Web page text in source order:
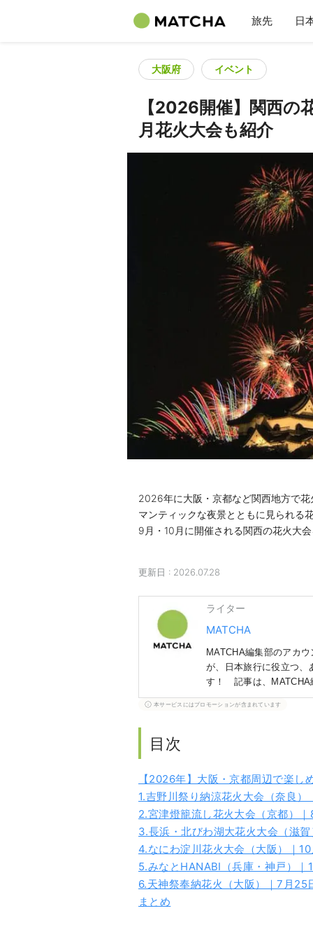
旅先 日
大阪府 イベント
【2026開催】関西の
月花火大会も紹介
2026年に大阪・京都など関西地方で
マンティックな夜景とともに見られる
9月・10月に開催される関西の花火大
更新日 : 2026.07.28
ライター
MATCHA
MATCHA編集部のアカ
が、日本旅行に役立つ、
す！ 記事は、MATCHA
ポットにご協力を得て集
本サービスにはプロモーションが含まれています
目次
【2026年】大阪・京都周辺で楽し
1.吉野川祭り納涼花火大会（奈良）
2.宮津燈籠流し花火大会（京都）
3.長浜・北びわ湖大花火大会（滋
4.なにわ淀川花火大会（大阪）｜
5.みなとHANABI（兵庫・神戸）｜
6.天神祭奉納花火（大阪）｜7月25
まとめ